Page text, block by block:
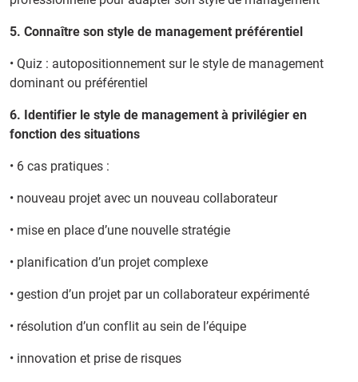
5. Connaître son style de management préférentiel
• Quiz : autopositionnement sur le style de management
dominant ou préférentiel
6. Identifier le style de management à privilégier en
fonction des situations
• 6 cas pratiques :
• nouveau projet avec un nouveau collaborateur
• mise en place d’une nouvelle stratégie
• planification d’un projet complexe
• gestion d’un projet par un collaborateur expérimenté
• résolution d’un conflit au sein de l’équipe
• innovation et prise de risques